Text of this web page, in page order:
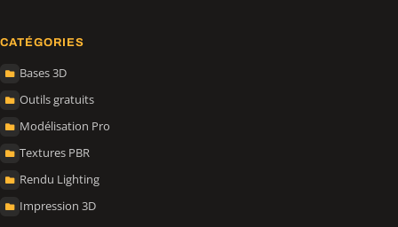
CATÉGORIES
Bases 3D
Outils gratuits
Modélisation Pro
Textures PBR
Rendu Lighting
Impression 3D